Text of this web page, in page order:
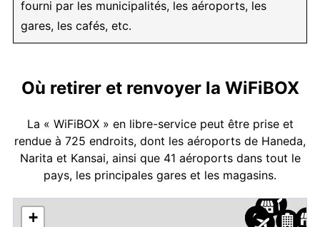
fourni par les municipalités, les aéroports, les
gares, les cafés, etc.
Où retirer et renvoyer la WiFiBOX
La « WiFiBOX » en libre-service peut être prise et
rendue à 725 endroits, dont les aéroports de Haneda,
Narita et Kansai, ainsi que 41 aéroports dans tout le
pays, les principales gares et les magasins.
+